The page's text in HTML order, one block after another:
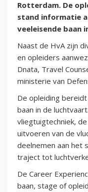
Rotterdam. De
stand informatie
veeleisende baan
Naast de HvA zijn
en opleiders
Dnata, Travel
ministerie van
De opleiding
baan in de
vliegtuigtechniek,
uitvoeren van de
deelnemen aan het
traject tot
De Career
baan, stage of